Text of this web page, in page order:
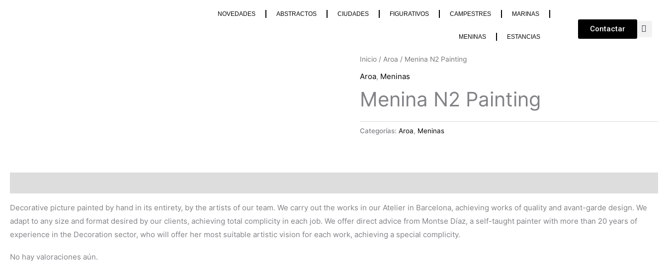
NOVEDADES ABSTRACTOS CIUDADES FIGURATIVOS CAMPESTRES MARINAS
MENINAS ESTANCIAS
Contactar
Inicio / Aroa / Menina N2 Painting
Aroa, Meninas
Menina N2 Painting
Categorías:Aroa, Meninas
Decorative picture painted by hand in its entirety, by the artists of our team. We carry out the works in our Atelier in Barcelona, achieving works of quality and avant-garde design. We
adapt to any size and format desired by our clients, achieving total complicity in each job. We offer direct advice from Montse Díaz, a self-taught painter with more than 20 years of
experience in the Decoration sector, who will offer her most suitable artistic vision for each work, achieving a special complicity.
No hay valoraciones aún.